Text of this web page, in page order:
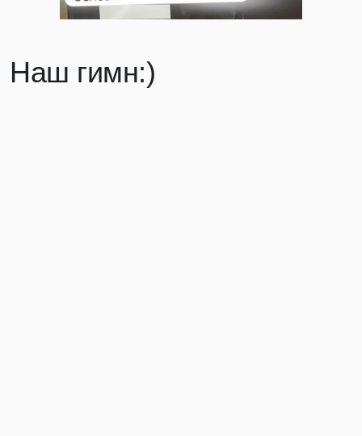
Наш гимн:)